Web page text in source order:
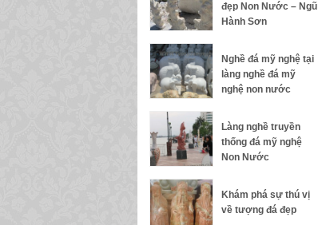
đẹp Non Nước – Ngũ
Hành Sơn
Nghề đá mỹ nghệ tại
làng nghề đá mỹ
nghệ non nước
Làng nghề truyền
thống đá mỹ nghệ
Non Nước
Khám phá sự thú vị
về tượng đá đẹp